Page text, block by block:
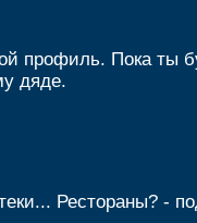
профиль. Пока ты
дяде.
Рестораны? -